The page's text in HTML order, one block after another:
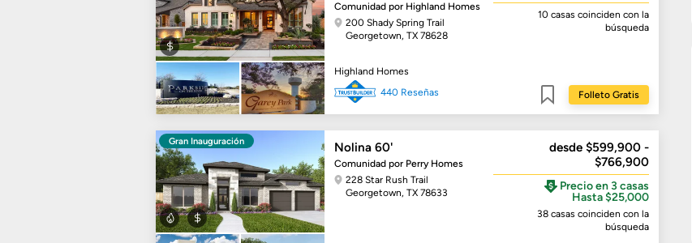
Comunidad por Highland Homes
200 Shady Spring Trail
Georgetown, TX 78628
Highland Homes
440 Reseñas
10 casascoinciden con la
búsqueda
Folleto Gratis
Gran Inauguración Nolina 60'
Comunidad por Perry Homes
228 Star Rush Trail
Georgetown, TX 78633
desde $599,900 -
$766,900
Precio en 3 casas
Hasta $25,000
38 casascoinciden con la
búsqueda